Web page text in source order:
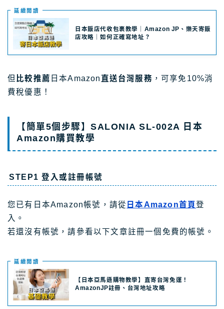
延續閲讀
日本飯店代收包裹教學｜Amazon JP、樂天寄飯
店攻略｜如何正確寫地址？
但 比較推薦 日本Amazon 直送台灣服務 ，可享免10%消
費稅優惠！
【簡單5個步驟】SALONIA SL-002A 日本
Amazon購買教學
STEP1 登入或註冊帳號
您已有日本Amazon帳號，請從 日本Amazon首頁登
入。
若還沒有帳號，請參看以下文章註冊一個免費的帳號。
延續閲讀
【日本亞馬遜購物教學】直寄台灣免運！
AmazonJP註冊、台灣地址攻略